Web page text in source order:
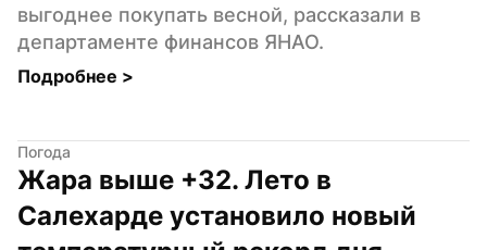
выгоднее покупать весной, рассказали в
департаменте финансов ЯНАО.
Подробнее >
Погода
Жара выше +32. Лето в
Салехарде установило новый